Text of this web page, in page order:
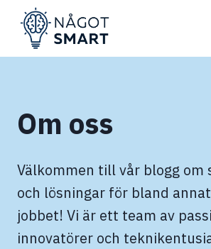
content
Om oss
Välkommen till vår blogg om
och lösningar för bland
jobbet! Vi är ett team av
innovatörer och